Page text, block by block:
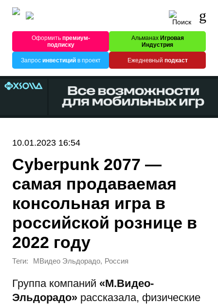
Оформитьпремиум-
подписку
Альманах Игровая
Индустрия
Запрос инвестицийв проект Ежедневный подкаст
10.01.2023 16:54
Cyberpunk 2077 —
самая продаваемая
консольная игра в
российской рознице в
2022 году
Теги: MВидео Эльдорадо, Россия
Группа компаний «М.Видео-
Эльдорадо» рассказала, физические